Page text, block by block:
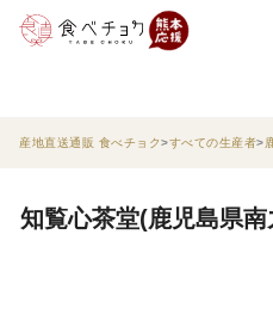
産地直送通販 食べチョク すべての生産者
知覧心茶堂(鹿児島県